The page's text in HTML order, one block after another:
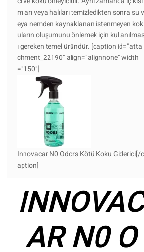
mları veya halıları temizledikten sonra su v
eya nemden kaynaklanan istenmeyen kok
uların oluşumunu önlemek için kullanılmas
ı gereken temel üründür. [caption id="atta
chment_22190" align="alignnone" width
="150"]
Innovacar N0 Odors Kötü Koku Giderici[/c
aption]
INNOVAC
AR N0 O